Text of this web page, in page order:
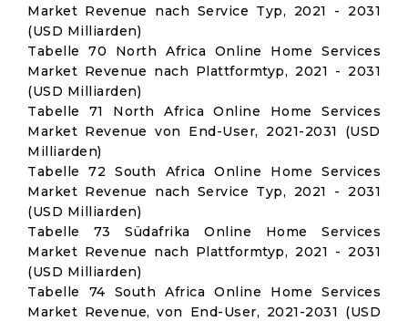
Market Revenue nach Service Typ, 2021 - 2031
(USD Milliarden)
Tabelle 70 North Africa Online Home Services
Market Revenue nach Plattformtyp, 2021 - 2031
(USD Milliarden)
Tabelle 71 North Africa Online Home Services
Market Revenue von End-User, 2021-2031 (USD
Milliarden)
Tabelle 72 South Africa Online Home Services
Market Revenue nach Service Typ, 2021 - 2031
(USD Milliarden)
Tabelle 73 Südafrika Online Home Services
Market Revenue nach Plattformtyp, 2021 - 2031
(USD Milliarden)
Tabelle 74 South Africa Online Home Services
Market Revenue, von End-User, 2021-2031 (USD